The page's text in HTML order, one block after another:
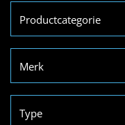
Productcategorie
Merk
Type